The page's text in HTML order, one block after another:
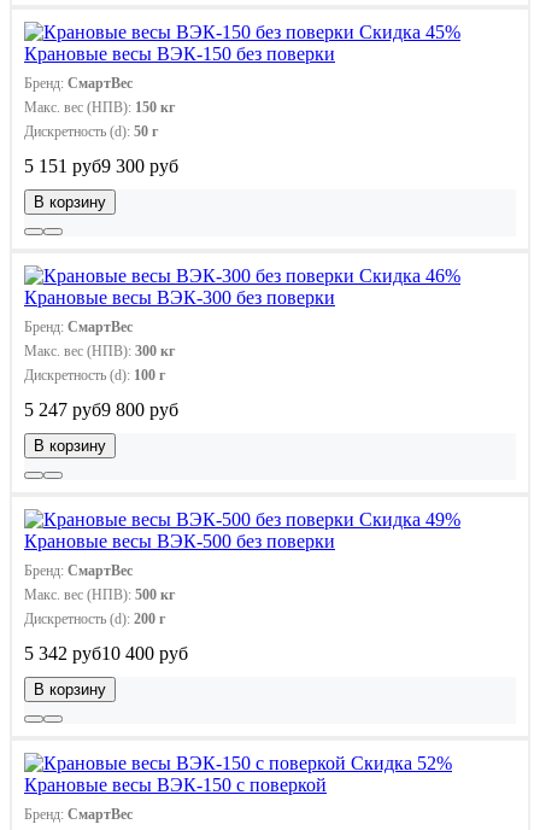
Скидка 45%
Крановые весы ВЭК-150 без поверки
Бренд: СмартВес
Макс. вес (НПВ): 150 кг
Дискретность (d): 50 г
5 151 руб9 300 руб
В корзину
Скидка 46%
Крановые весы ВЭК-300 без поверки
Бренд: СмартВес
Макс. вес (НПВ): 300 кг
Дискретность (d): 100 г
5 247 руб9 800 руб
В корзину
Скидка 49%
Крановые весы ВЭК-500 без поверки
Бренд: СмартВес
Макс. вес (НПВ): 500 кг
Дискретность (d): 200 г
5 342 руб10 400 руб
В корзину
Скидка 52%
Крановые весы ВЭК-150 с поверкой
Бренд: СмартВес